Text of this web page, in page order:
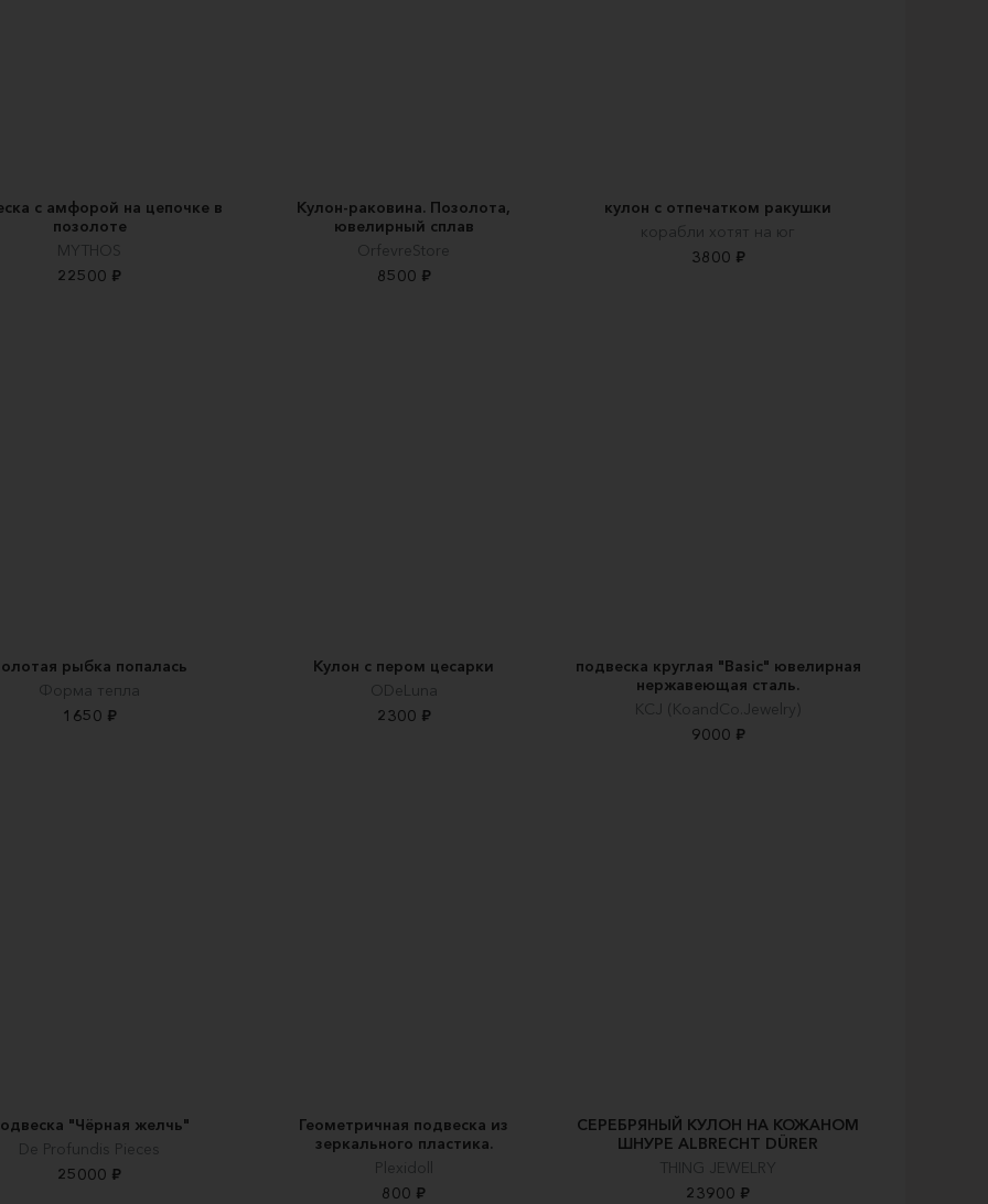
с амфорой на цепочке в
позолоте
MYTHOS
22500 ₽
Кулон-раковина. Позолота,
ювелирный сплав
OrfevreStore
8500 ₽
кулон с отпечатком ракушки
корабли хотят на юг
3800 ₽
рыбка попалась
Форма тепла
1650 ₽
Кулон с пером цесарки
ODeLuna
2300 ₽
подвеска круглая "Basic" ювелирная
нержавеющая сталь.
KCJ (KoandCo.Jewelry)
9000 ₽
"Чёрная желчь"
De Profundis Pieces
25000 ₽
Геометричная подвеска из
зеркального пластика.
Plexidoll
800 ₽
СЕРЕБРЯНЫЙ КУЛОН НА КОЖАНОМ
ШНУРЕ ALBRECHT DÜRER
THING JEWELRY
23900 ₽